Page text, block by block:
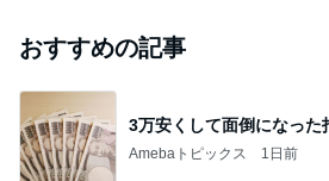
おすすめの記事
3万安くして面倒になった
Amebaトピックス 1日前